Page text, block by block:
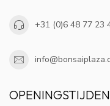
+31 (0)6 48 77 23
OPENINGSTIJDEN